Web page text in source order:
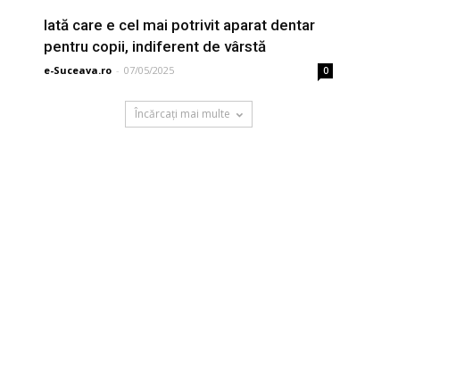
Iată care e cel mai potrivit aparat dentar
pentru copii, indiferent de vârstă
e-Suceava.ro - 07/05/2025 0
Încărcați mai multe